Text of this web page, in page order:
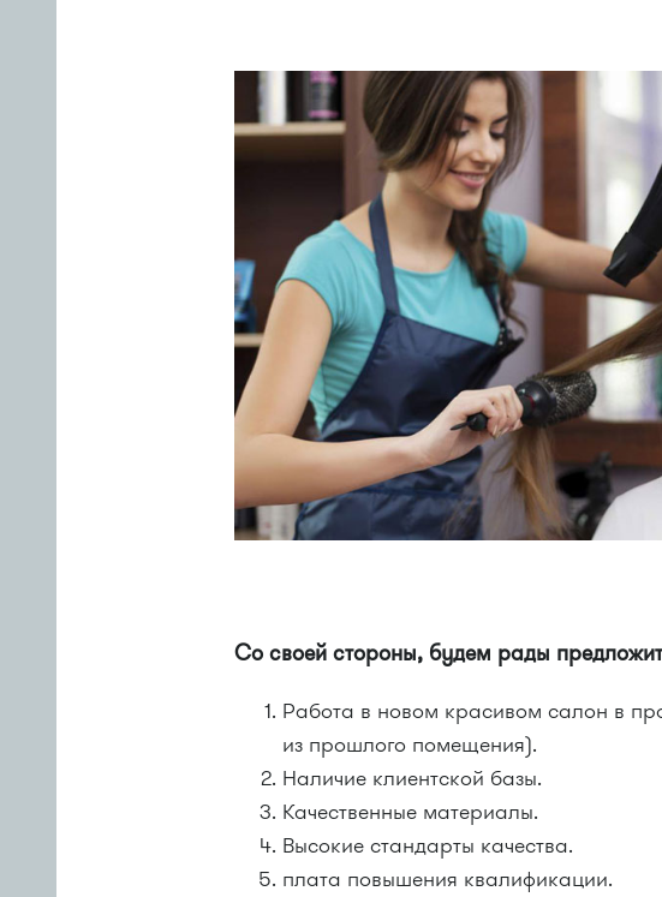
Со своей стороны, будем рады
Работа в новом красивом салон в
из прошлого помещения).
Наличие клиентской базы.
Качественные материалы.
Высокие стандарты качества.
плата повышения квалификации.